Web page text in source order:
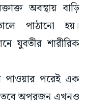
অবস্থায় বাড়ি
পাঠানো হয়।
যুবতীর শারীরিক
পাওয়ার পরেই এক
তবে অপরজন এখনও